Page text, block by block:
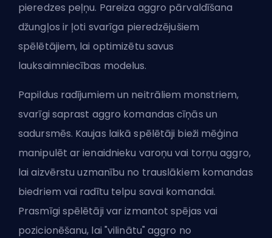
pieredzes peļņu. Pareiza aggro pārvaldīšana
džungļos ir ļoti svarīga pieredzējušiem
spēlētājiem, lai optimizētu savus
lauksaimniecības modelus.
Papildus radījumiem un neitrāliem monstriem,
svarīgi saprast aggro komandas cīņās un
sadursmēs. Kaujas laikā spēlētāji bieži mēģina
manipulēt ar ienaidnieku varoņu vai torņu aggro,
lai aizvērstu uzmanību no trauslākiem komandas
biedriem vai radītu telpu savai komandai.
Prasmīgi spēlētāji var izmantot spējas vai
pozicionēšanu, lai "vilinātu" aggro no